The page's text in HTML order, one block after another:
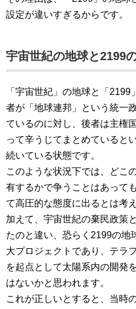
設定が違いすぎるからです。
宇宙世紀の地球と2199
「宇宙世紀」の地球と「
者が「地球連邦」という統一
ているのに対し、後者は主権
って辛うじてまとめていると
続いている状態です。
このような状況下では、どこ
有するかで争うことはあって
て高圧的な態度に出るとは考
加えて、宇宙世紀の棄民政策
たのと違い、恐らく2199の地
大プロジェクトであり、テラ
を起点として太陽系内の開発
はないかと思われます。
これが正しいとすると、当時